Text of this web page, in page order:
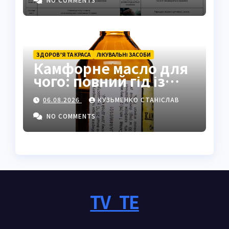
ЗДОРОВ’Я ТА КРАСА ЛІКУВАЛЬНІ ЗАСОБИ
Камфорне масло для
чого: повний гід із
застосуванням і
властивостями
06.08.2026
КУЗЬМЕНКО СТАНІСЛАВ
NO COMMENTS
TV_TE